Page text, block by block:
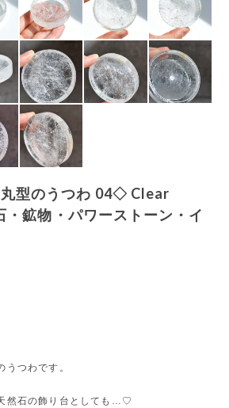
型のうつわ 04◇ Clear
鉱物・パワーストーン・イ
うつわです。
然石の飾り台としても…♡